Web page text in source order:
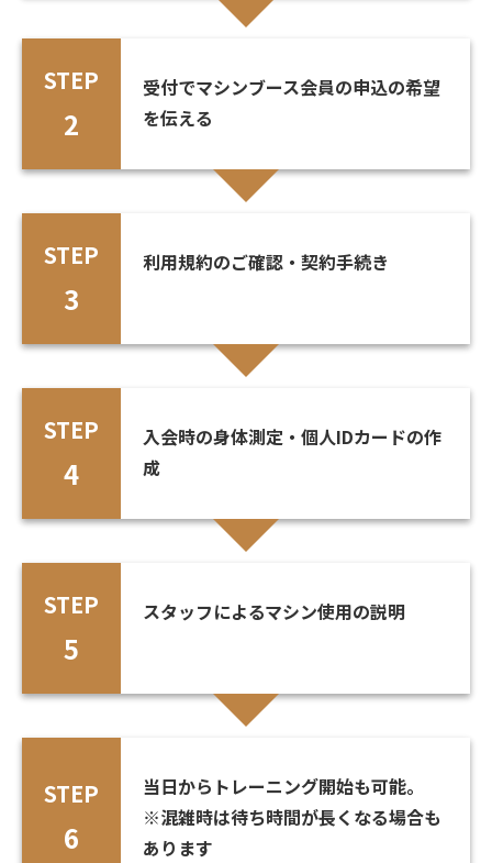
STEP
2
受付でマシンブース会員の申込の希望
を伝える
STEP
3
利用規約のご確認・契約手続き
STEP
4
入会時の身体測定・個人IDカードの作
成
STEP
5
スタッフによるマシン使用の説明
STEP
6
当日からトレーニング開始も可能。
※混雑時は待ち時間が長くなる場合も
あります